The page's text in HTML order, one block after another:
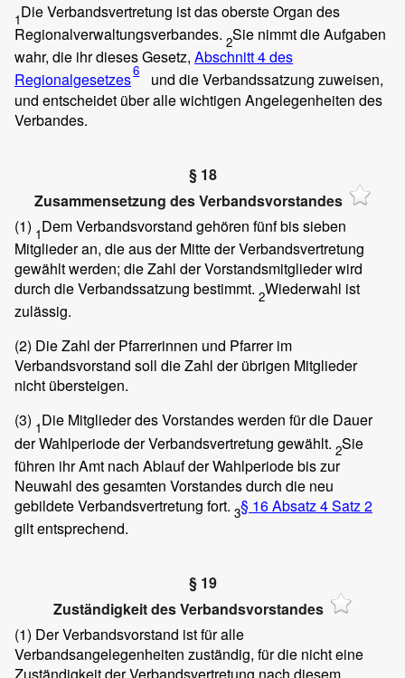
1Die Verbandsvertretung ist das oberste Organ des
Regionalverwaltungsverbandes. 2Sie nimmt die Aufgaben
wahr, die ihr dieses Gesetz, Abschnitt 4 des
Regionalgesetzes6
und die Verbandssatzung zuweisen,
und entscheidet über alle wichtigen Angelegenheiten des
Verbandes.
§ 18
Zusammensetzung des Verbandsvorstandes
(1) 1Dem Verbandsvorstand gehören fünf bis sieben
Mitglieder an, die aus der Mitte der Verbandsvertretung
gewählt werden; die Zahl der Vorstandsmitglieder wird
durch die Verbandssatzung bestimmt. 2Wiederwahl ist
zulässig.
(2) Die Zahl der Pfarrerinnen und Pfarrer im
Verbandsvorstand soll die Zahl der übrigen Mitglieder
nicht übersteigen.
(3) 1Die Mitglieder des Vorstandes werden für die Dauer
der Wahlperiode der Verbandsvertretung gewählt. 2Sie
führen ihr Amt nach Ablauf der Wahlperiode bis zur
Neuwahl des gesamten Vorstandes durch die neu
gebildete Verbandsvertretung fort. 3§ 16 Absatz 4 Satz 2
gilt entsprechend.
§ 19
Zuständigkeit des Verbandsvorstandes
(1) Der Verbandsvorstand ist für alle
Verbandsangelegenheiten zuständig, für die nicht eine